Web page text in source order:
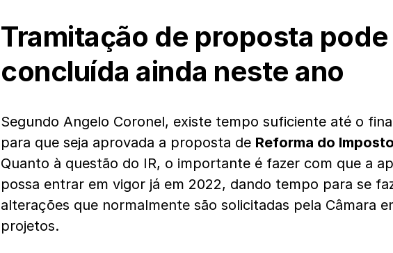
Tramitação de proposta
concluída ainda neste ano
Segundo Angelo Coronel, existe tempo suficiente até o
para que seja aprovada a proposta de Reforma do
Quanto à questão do IR, o importante é fazer com que a
possa entrar em vigor já em 2022, dando tempo para se
alterações que normalmente são solicitadas pela Câmara
projetos.